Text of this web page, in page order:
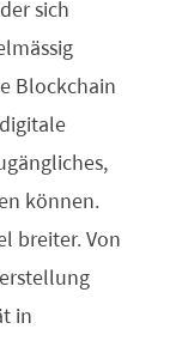
sich
Blockchain
können.
breiter. Von
in